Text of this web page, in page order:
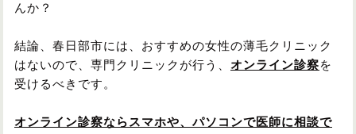
んか？
結論、春日部市には、おすすめの女性の薄毛クリニック
はないので、専門クリニックが行う、 オンライン診察 を
受けるべきです。
オンライン診察ならスマホや、パソコンで医師に相談で
植毛 病院・クリニック